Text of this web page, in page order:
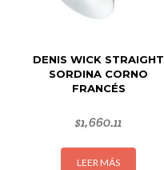
DENIS WICK STRAIGHT
SORDINA CORNO
FRANCÉS
$1,660.11
LEER MÁS